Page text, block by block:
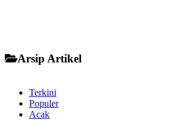
Arsip Artikel
Terkini
Populer
Acak